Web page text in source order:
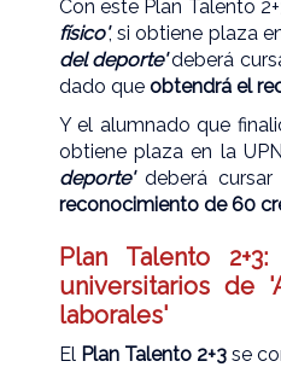
Con este Plan Talento
físico', si obtiene plaza
del deporte'deberá
dado que obtendrá el
Y el alumnado que
obtiene plaza en la
deporte'deberá cursar
reconocimiento de 60
Plan Talento
universitarios de
laborales'
El Plan Talento 2+3 se